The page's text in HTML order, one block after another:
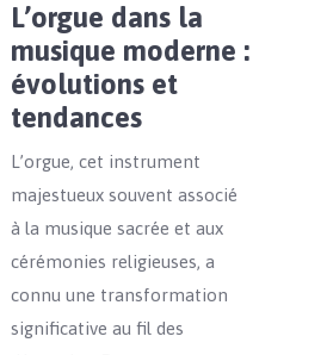
L’orgue dans la
musique moderne :
évolutions et
tendances
L’orgue, cet instrument
majestueux souvent associé
à la musique sacrée et aux
cérémonies religieuses, a
connu une transformation
significative au fil des